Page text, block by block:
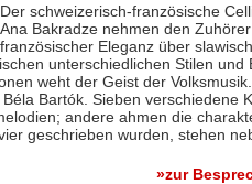
Der schweizerisch-französische
Ana Bakradze nehmen den
französischer Eleganz über
unterschiedlichen Stilen und
weht der Geist der
Bartók. Sieben verschiedene
andere ahmen die
geschrieben wurden, stehen
»zur